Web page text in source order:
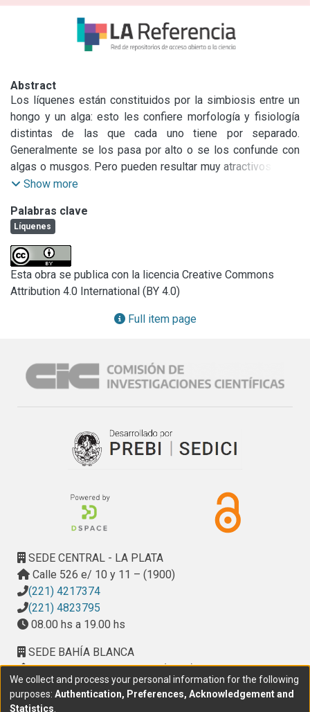
Abstract
Los líquenes están constituidos por la simbiosis entre un
hongo y un alga: esto les confiere morfología y fisiología
distintas de las que cada uno tiene por separado.
Generalmente se los pasa por alto o se los confunde con
algas o musgos. Pero pueden resultar muy atractivos si se
aprende a mirarlos de cerca.
Show more
Palabras clave
Líquenes
Esta obra se publica con la licencia Creative Commons
Attribution 4.0 International (BY 4.0)
Full item page
SEDE CENTRAL - LA PLATA
Calle 526 e/ 10 y 11 – (1900)
(221) 4217374
(221) 4823795
08.00 hs a 19.00 hs
SEDE BAHÍA BLANCA
Calle Ciudad de Cali 320 – (8000). Universidad
Provincial del Sudoeste (UPSO)
(291) 459 2550, interno 147
We collect and process your personal information for the following
purposes: Authentication, Preferences, Acknowledgement and
Statistics